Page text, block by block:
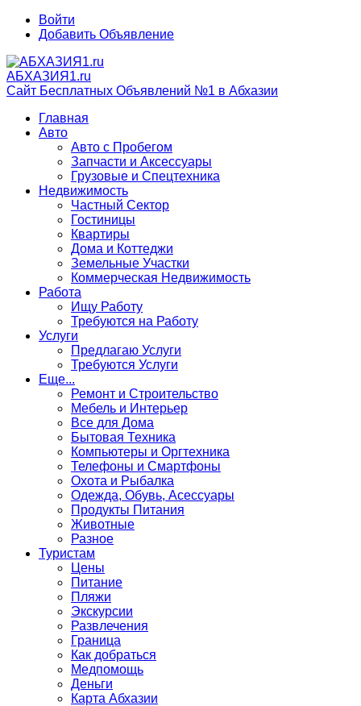
Войти
Добавить Объявление
АБХАЗИЯ1.ru
Сайт Бесплатных Объявлений №1 в Абхазии
Главная
Авто
Авто с Пробегом
Запчасти и Аксессуары
Грузовые и Спецтехника
Недвижимость
Частный Сектор
Гостиницы
Квартиры
Дома и Коттеджи
Земельные Участки
Коммерческая Недвижимость
Работа
Ищу Работу
Требуются на Работу
Услуги
Предлагаю Услуги
Требуются Услуги
Еще...
Ремонт и Строительство
Мебель и Интерьер
Все для Дома
Бытовая Техника
Компьютеры и Оргтехника
Телефоны и Смартфоны
Охота и Рыбалка
Одежда, Обувь, Асессуары
Продукты Питания
Животные
Разное
Туристам
Цены
Питание
Пляжи
Экскурсии
Развлечения
Граница
Как добраться
Медпомощь
Деньги
Карта Абхазии